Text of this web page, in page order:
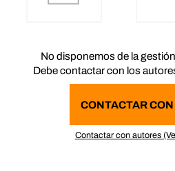
No disponemos de la
Debe contactar con los
CONTACTAR
Contactar con autores